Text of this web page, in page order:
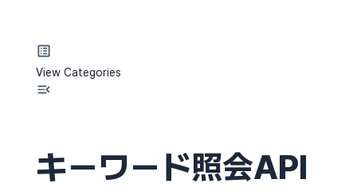
View Categories
キーワード照会API